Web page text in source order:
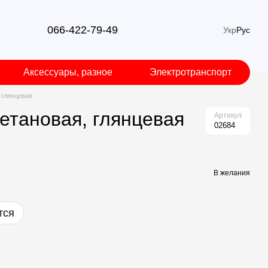
066-422-79-49 УкрРус
Аксессуары, разное Электротранспорт
глянцевая Артикул
02684
В желания